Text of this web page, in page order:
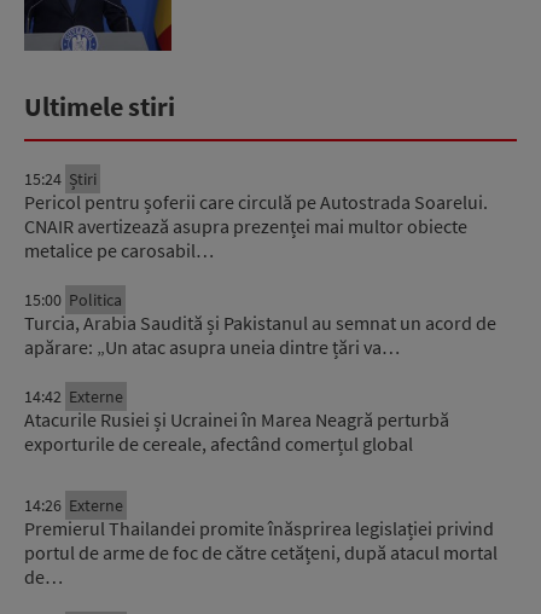
Ultimele stiri
15:24 Știri
Pericol pentru șoferii care circulă pe Autostrada Soarelui.
CNAIR avertizează asupra prezenței mai multor obiecte
metalice pe carosabil…
15:00 Politica
Turcia, Arabia Saudită și Pakistanul au semnat un acord de
apărare: „Un atac asupra uneia dintre țări va…
14:42 Externe
Atacurile Rusiei și Ucrainei în Marea Neagră perturbă
exporturile de cereale, afectând comerțul global
14:26 Externe
Premierul Thailandei promite înăsprirea legislației privind
portul de arme de foc de către cetățeni, după atacul mortal
de…